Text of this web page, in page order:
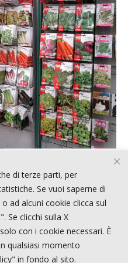
di terze parti, per
Se vuoi saperne di
ad alcuni cookie clicca sul
Se clicchi sulla X
con i cookie necessari. È
qualsiasi momento
in fondo al sito.